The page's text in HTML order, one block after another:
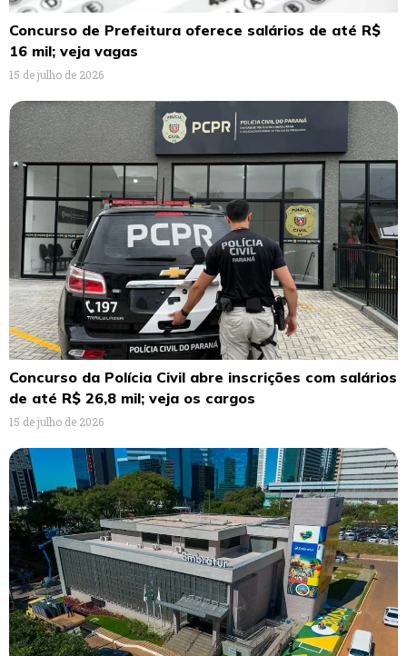
Concurso de Prefeitura oferece salários de até R$
16 mil; veja vagas
15 de julho de 2026
Concurso da Polícia Civil abre inscrições com salários
de até R$ 26,8 mil; veja os cargos
15 de julho de 2026